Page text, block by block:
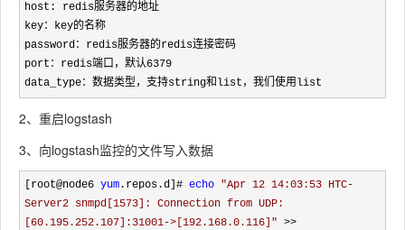
host: redis服务器的地址
key：key的名称
password：redis服务器的redis连接密码
port：redis端口，默认6379
data_type：数据类型，支持string和list，我们使用list
2、重启logstash
3、向logstash监控的文件写入数据
[root@node6 yum .repos.d]# echo "Apr 12 14:03:53 HTC-
Server2 snmpd[1573]: Connection from UDP:
[60.195.252.107]:31001->[192.168.0.116] " >>